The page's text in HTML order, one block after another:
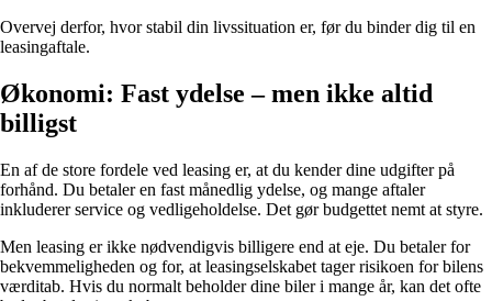
Overvej derfor, hvor stabil din livssituation er, før du binder dig til en
leasingaftale.
Økonomi: Fast ydelse – men ikke altid
billigst
En af de store fordele ved leasing er, at du kender dine udgifter på
forhånd. Du betaler en fast månedlig ydelse, og mange aftaler
inkluderer service og vedligeholdelse. Det gør budgettet nemt at styre.
Men leasing er ikke nødvendigvis billigere end at eje. Du betaler for
bekvemmeligheden og for, at leasingselskabet tager risikoen for bilens
værditab. Hvis du normalt beholder dine biler i mange år, kan det ofte